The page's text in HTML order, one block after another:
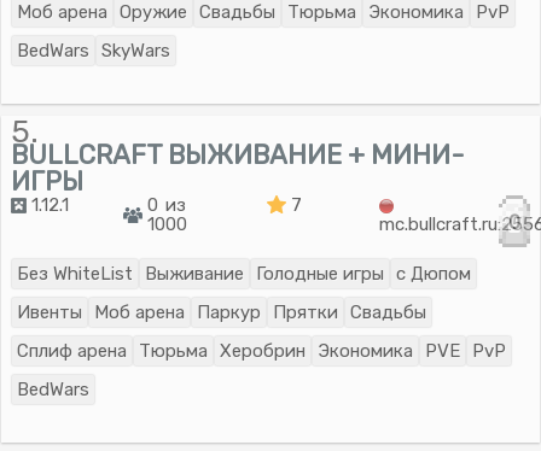
Моб арена
Оружие Свадьбы Тюрьма Экономика
PvP
BedWars
SkyWars
5.
BULLCRAFT ВЫЖИВАНИЕ + МИНИ-
ИГРЫ
1.12.1
0 из
1000
7
0
Без WhiteList Выживание Голодные игры
с Дюпом
Ивенты
Моб арена Паркур Прятки
Свадьбы
Сплиф арена
Тюрьма Херобрин Экономика PVE
PvP
BedWars